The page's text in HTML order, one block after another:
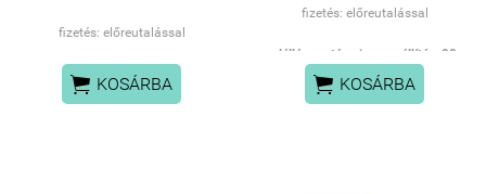
fizetés: előreutalással
 KOSÁRBA
fizetés: előreutalással
elállás esetén visszaszállítás: 90
EUR+ eredeti csomagolás
 KOSÁRBA